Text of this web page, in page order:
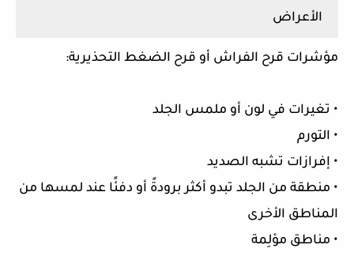
الأعراض
مؤشرات قرح الفراش أو قرح الضغط التحذيرية:
• تغيرات في لون أو ملمس الجلد
• التورم
• إفرازات تشبه الصديد
• منطقة من الجلد تبدو أكثر برودةً أو دفئًا عند لمسها من
المناطق الأخرى
• مناطق مؤلِمة